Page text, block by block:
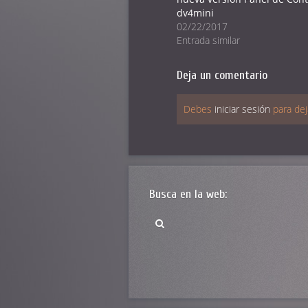
(Se
abre
en
una
ventana
nueva)
(Se
en
una
ventana
nueva)
(Se
dv4mini
02/22/2017
Entrada similar
Deja un comentario
Debes iniciar sesión para
Busca en la web: